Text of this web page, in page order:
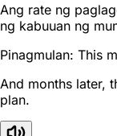
Ang rate ng
ng kabuuan ng
Pinagmulan: This
And months later,
plan.